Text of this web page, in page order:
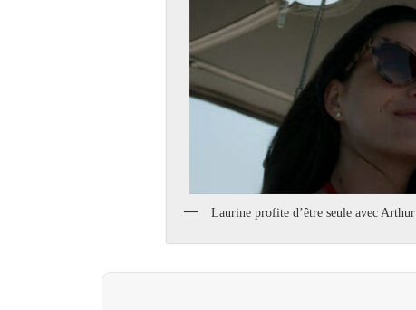
Laurine profite d’être seule avec Arthur